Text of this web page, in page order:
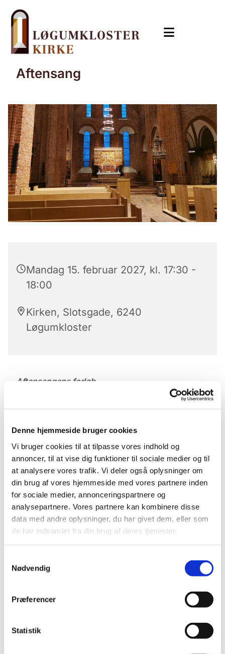
Denne hjemmeside bruger cookies
Vi bruger cookies til at tilpasse vores indhold og
annoncer, til at vise dig funktioner til sociale medier og til
at analysere vores trafik. Vi deler også oplysninger om
din brug af vores hjemmeside med vores partnere inden
for sociale medier, annonceringspartnere og
analysepartnere. Vores partnere kan kombinere disse
data med andre oplysninger, du har givet dem, eller som
de har indsamlet fra din brug af deres tjenester.
Nødvendig
Præferencer
Statistik
Aftensang
Mandag 15. februar 2027, kl. 17:30 -
18:00
Kirken, Slotsgade, 6240
Løgumkloster
Aftensangens forløb
Der er aftensang mandag til lørdag kl. 17.30 – 18 i
Aftensangens forløb (med undtagelse af onsdag)
Præludium
1. salme
Læsning og bøn
2. salme
Velsignelse